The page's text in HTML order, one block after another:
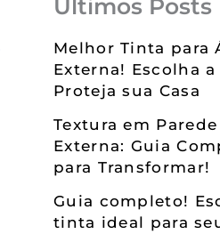
Últimos Posts
Melhor Tinta para
Externa! Escolha
Proteja sua Casa
Textura em Parede
Externa: Guia
para Transformar!
Guia completo!
tinta ideal para